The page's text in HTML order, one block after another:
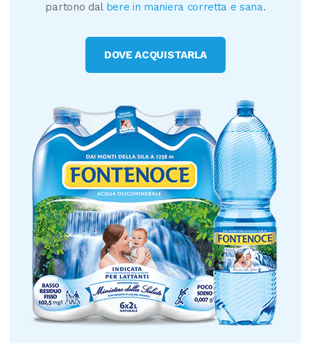
partono dal bere in maniera corretta e sana.
DOVE ACQUISTARLA